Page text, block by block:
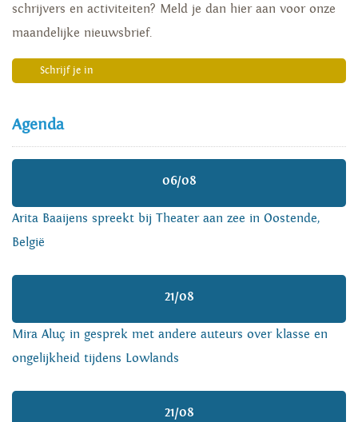
schrijvers en activiteiten? Meld je dan hier aan voor onze
maandelijke nieuwsbrief.
Schrijf je in
Agenda
06/08
Arita Baaijens spreekt bij Theater aan zee in Oostende,
België
21/08
Mira Aluç in gesprek met andere auteurs over klasse en
ongelijkheid tijdens Lowlands
21/08